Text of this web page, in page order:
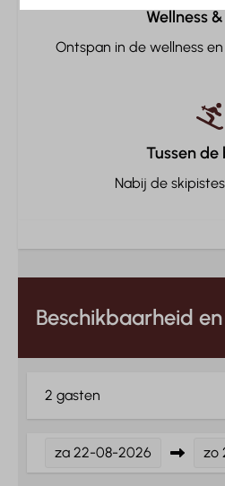
EindschoonmaakWellness
Ontspan in de wellness
Tussen de
Nabij de
Beschikbaarheid
2 gasten
za 22-08-2026 zo